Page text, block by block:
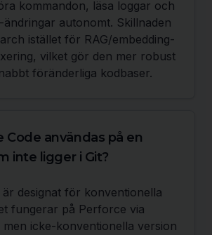
kommandon, läsa loggar och
autonomt. Skillnaden
istället för RAG/embedding-
vilket gör den mer robust
föränderliga kodbaser.
Code användas på en
inte ligger i Git?
är designat för konventionella
fungerar på Perforce via
men icke-konventionella version